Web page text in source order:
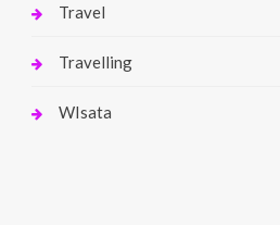
Travel
Travelling
WIsata